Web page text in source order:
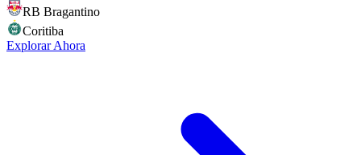
RB Bragantino
Coritiba
Explorar Ahora